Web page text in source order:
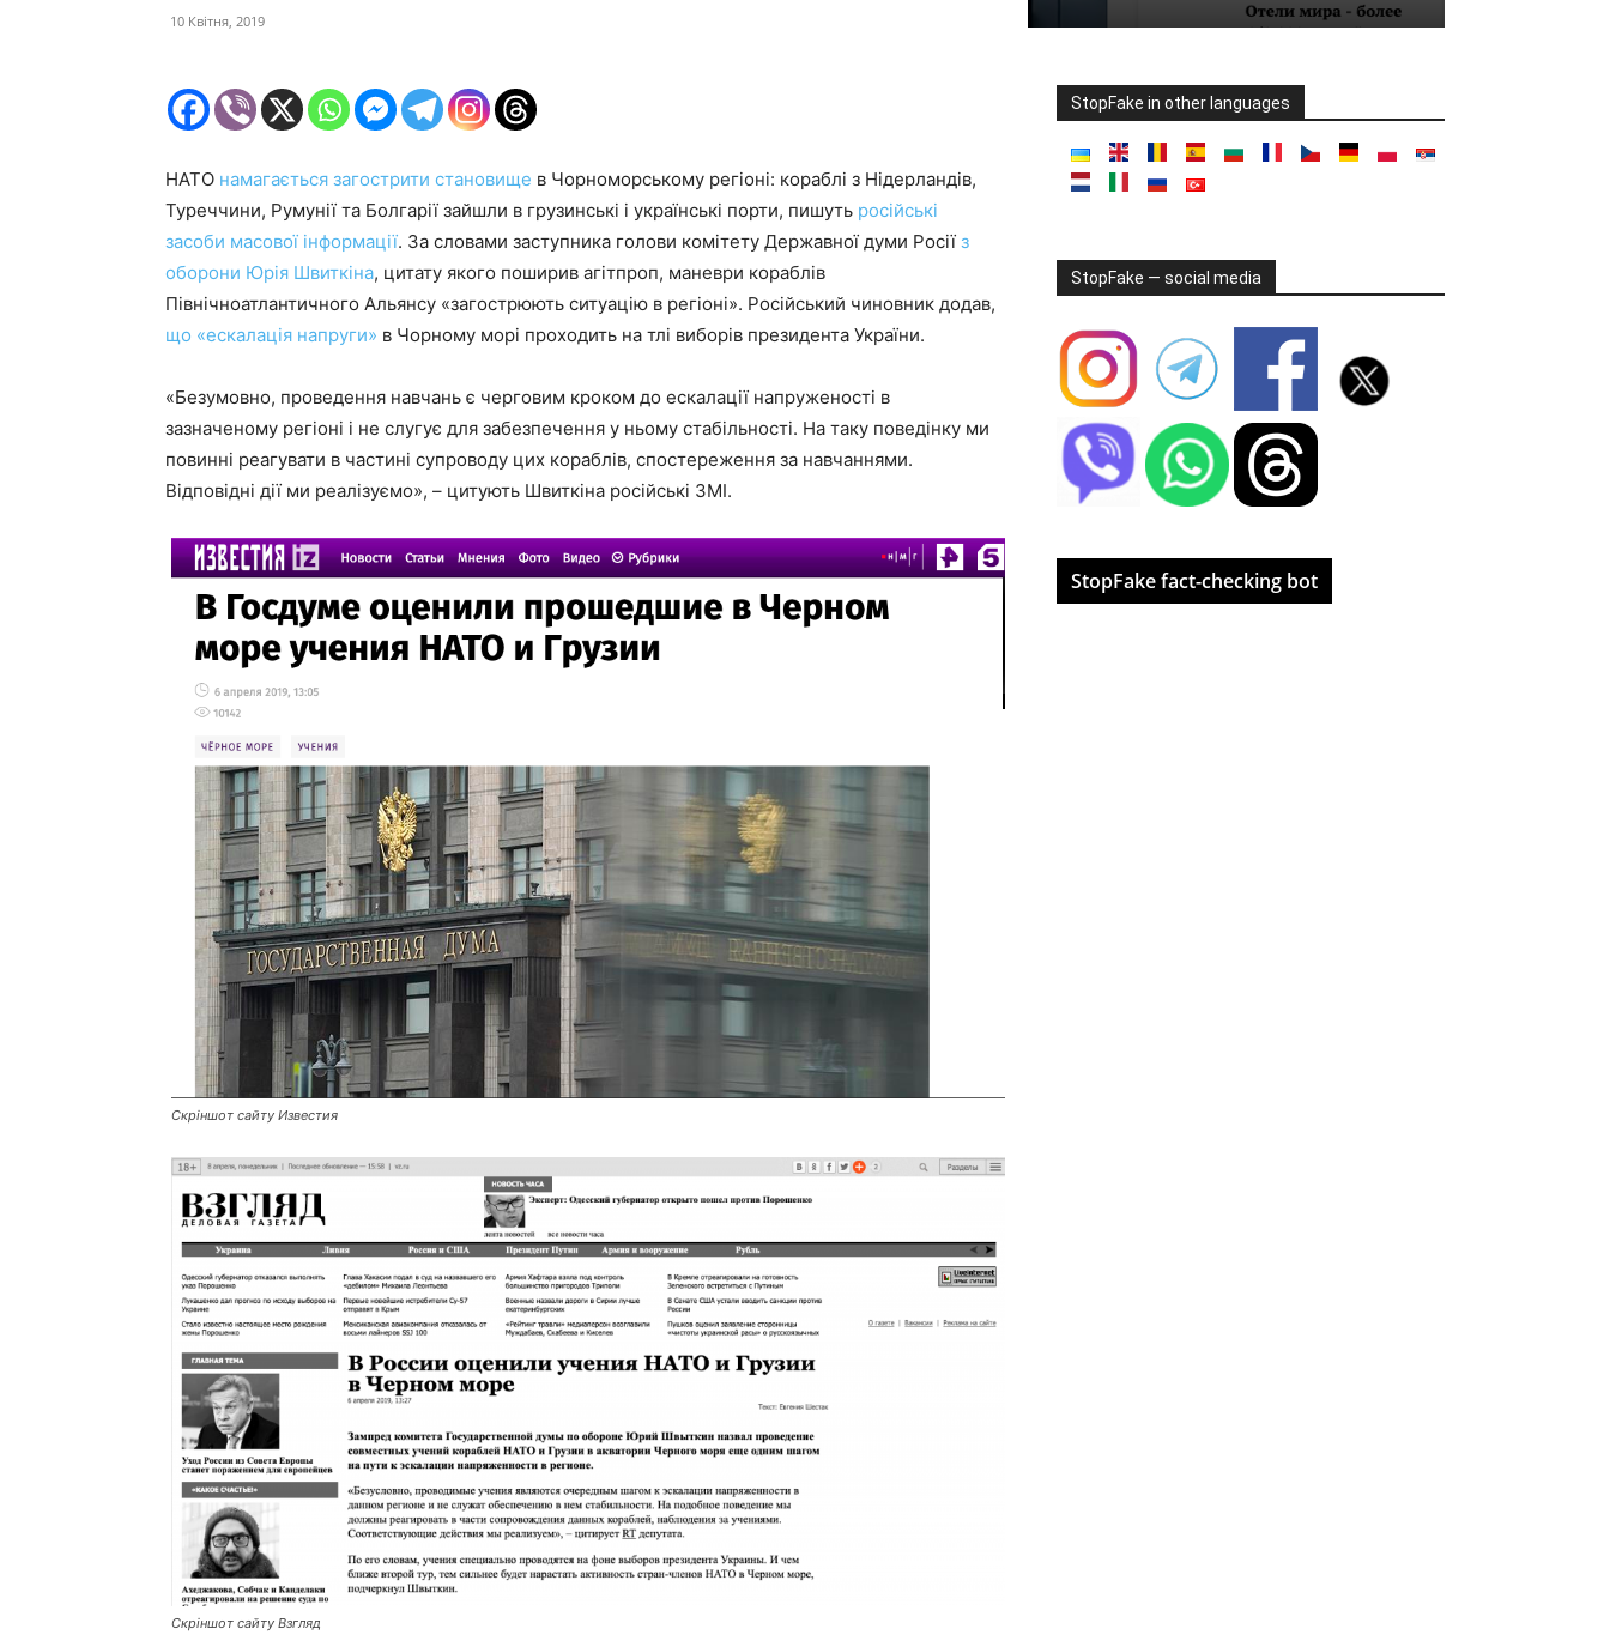
10 Квітня, 2019
НАТО намагається загострити становище в Чорноморському регіоні: кораблі з Нідерландів,
Туреччини, Румунії та Болгарії зайшли в грузинські і українські порти, пишуть російські
засоби масової інформації. За словами заступника голови комітету Державної думи Росії з
оборони Юрія Швиткіна, цитату якого поширив агітпроп, маневри кораблів
Північноатлантичного Альянсу «загострюють ситуацію в регіоні». Російський чиновник додав,
що «ескалація напруги» в Чорному морі проходить на тлі виборів президента України.
«Безумовно, проведення навчань є черговим кроком до ескалації напруженості в
зазначеному регіоні і не слугує для забезпечення у ньому стабільності. На таку поведінку ми
повинні реагувати в частині супроводу цих кораблів, спостереження за навчаннями.
Відповідні дії ми реалізуємо», – цитують Швиткіна російські ЗМІ.
Скріншот сайту Известия
Скріншот сайту Взгляд
StopFake in other languages
StopFake — social media
StopFake fact-checking bot